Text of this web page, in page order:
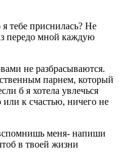
тебе приснилась? Не
передо мной каждую
не разбрасываются.
парнем, который
б я хотела увлечься
к счастью, ничего не
меня- напиши
в твоей жизни